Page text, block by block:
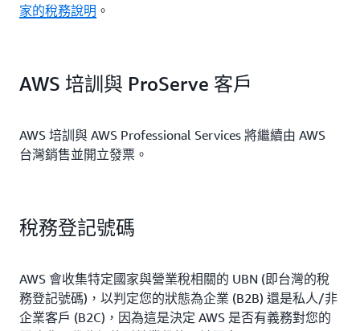
家的稅務說明 。
AWS 培訓與 ProServe 客戶
AWS 培訓與 AWS Professional Services 將繼續由 AWS
台灣銷售並開立發票。
稅務登記號碼
AWS 會收集特定國家與營業稅相關的 UBN (即台灣的稅
務登記號碼)，以判定您的狀態為企業 (B2B) 還是私人/非
企業客戶 (B2C)，因為這是決定 AWS 是否有義務對您的